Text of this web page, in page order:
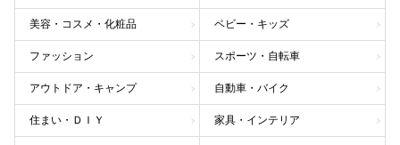
美容・コスメ・化粧品 ベビー・キッズ
ファッション スポーツ・自転車
アウトドア・キャンプ 自動車・バイク
住まい・ＤＩＹ 家具・インテリア